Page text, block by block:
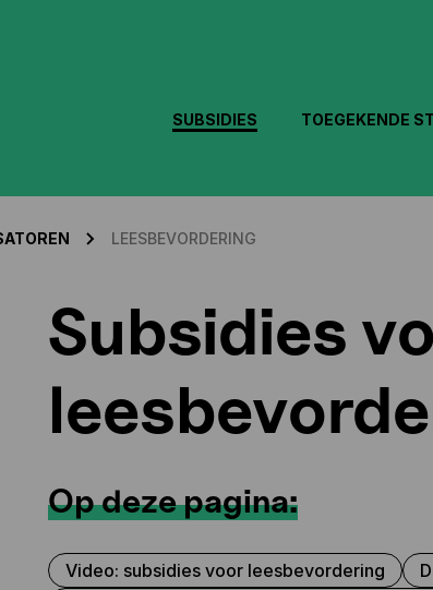
SUBSIDIES TOEGEKENDE
LEESBEVORDERING
Subsidies
Op deze pagina:
Video: subsidies voor leesbevordering